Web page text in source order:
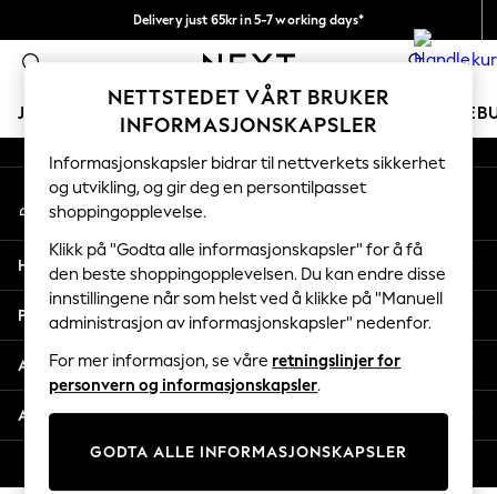
Delivery just 65kr in 5-7 working days*
Vi betaler alle tollavgifter 0
JENTER GUTTER BABY KVINNER MENN
GIRLS
New In
50 - 92cm
98 - 110cm
116 - 134cm
140 - 174cm
Trending: Top & Short Sets
Trending: Clogs
Toy Story
THE SET
Coats & Jackets
Sweatshirts & Hoodies
An error occurred on client
Våre sosiale nettverk
Min konto
Logg inn på kontoen din
Hjelp
Personvern & Juridisk
Avdelinger
Andre tjenester
NETTSTEDET VÅRT BRUKER
INFORMASJONSKAPSLER
Informasjonskapsler bidrar til nettverkets sikkerhet
og utvikling, og gir deg en persontilpasset
shoppingopplevelse.
Klikk på "Godta alle informasjonskapsler" for å få
den beste shoppingopplevelsen. Du kan endre disse
innstillingene når som helst ved å klikke på "Manuell
administrasjon av informasjonskapsler" nedenfor.
For mer informasjon, se våre retningslinjer for
personvern og informasjonskapsler.
GODTA ALLE INFORMASJONSKAPSLER